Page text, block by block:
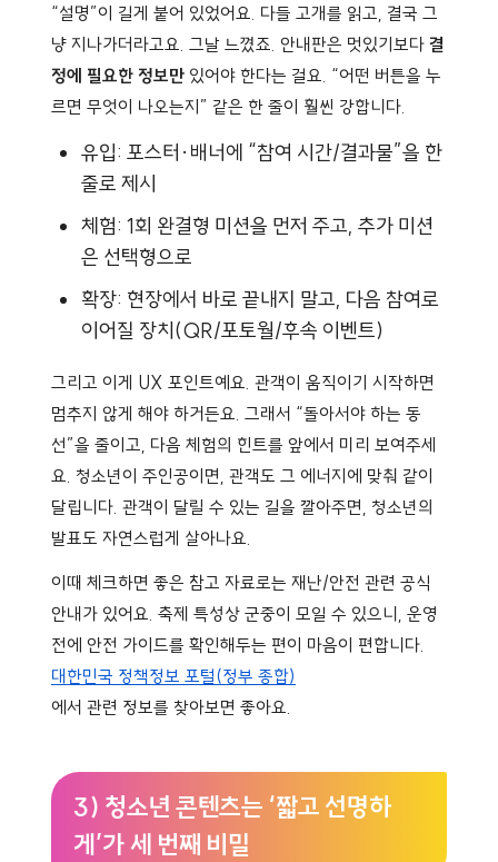
“설명”이 길게 붙어 있었어요. 다들 고개를 읽고, 결국 그
냥 지나가더라고요. 그날 느꼈죠. 안내판은 멋있기보다 결
정에 필요한 정보만 있어야 한다는 걸요. “어떤 버튼을 누
르면 무엇이 나오는지” 같은 한 줄이 훨씬 강합니다.
유입: 포스터·배너에 “참여 시간/결과물”을 한
줄로 제시
체험: 1회 완결형 미션을 먼저 주고, 추가 미션
은 선택형으로
확장: 현장에서 바로 끝내지 말고, 다음 참여로
이어질 장치(QR/포토월/후속 이벤트)
그리고 이게 UX 포인트예요. 관객이 움직이기 시작하면
멈추지 않게 해야 하거든요. 그래서 “돌아서야 하는 동
선”을 줄이고, 다음 체험의 힌트를 앞에서 미리 보여주세
요. 청소년이 주인공이면, 관객도 그 에너지에 맞춰 같이
달립니다. 관객이 달릴 수 있는 길을 깔아주면, 청소년의
발표도 자연스럽게 살아나요.
이때 체크하면 좋은 참고 자료로는 재난/안전 관련 공식
안내가 있어요. 축제 특성상 군중이 모일 수 있으니, 운영
전에 안전 가이드를 확인해두는 편이 마음이 편합니다.
대한민국 정책정보 포털(정부 종합)
에서 관련 정보를 찾아보면 좋아요.
3) 청소년 콘텐츠는 ‘짧고 선명하
게’가 세 번째 비밀